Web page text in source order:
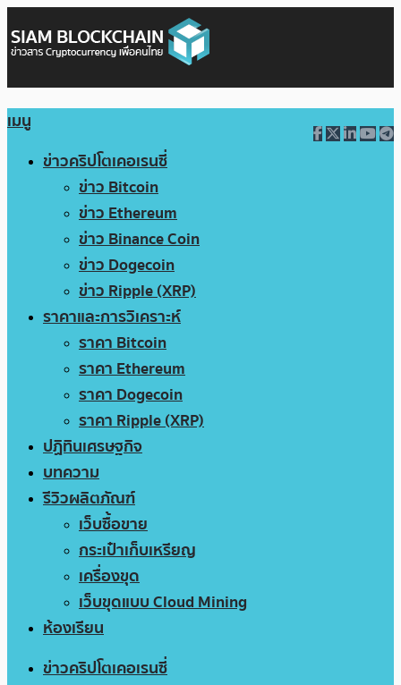
เมนู
ข่าวคริปโตเคอเรนซี่
ข่าว Bitcoin
ข่าว Ethereum
ข่าว Binance Coin
ข่าว Dogecoin
ข่าว Ripple (XRP)
ราคาและการวิเคราะห์
ราคา Bitcoin
ราคา Ethereum
ราคา Dogecoin
ราคา Ripple (XRP)
ปฏิทินเศรษฐกิจ
บทความ
รีวิวผลิตภัณฑ์
เว็บซื้อขาย
กระเป๋าเก็บเหรียญ
เครื่องขุด
เว็บขุดแบบ Cloud Mining
ห้องเรียน
ข่าวคริปโตเคอเรนซี่